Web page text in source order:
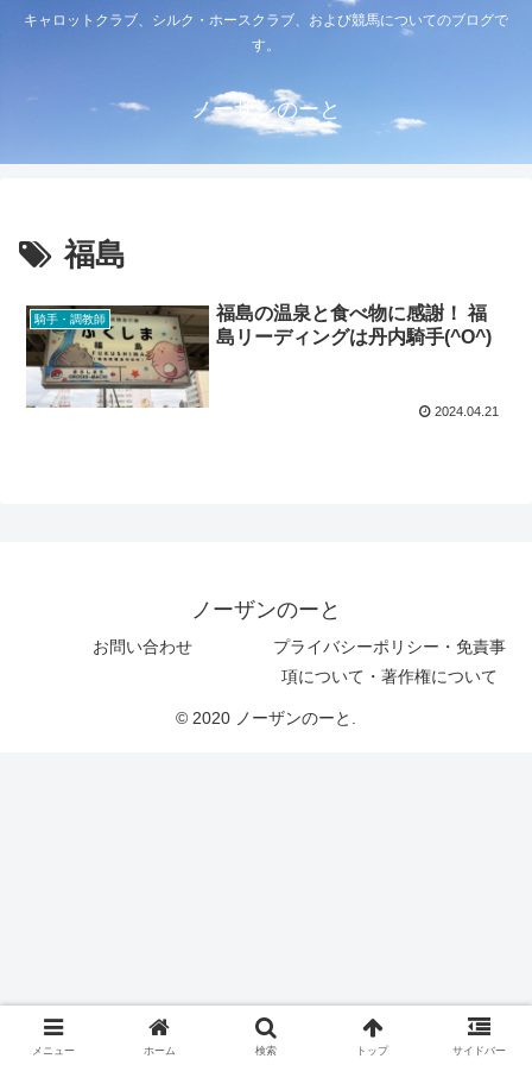
キャロットクラブ、シルク・ホースクラブ、および競馬についてのブログで
す。
ノーザンのーと
福島
騎手・調教師
福島の温泉と食べ物に感謝！ 福
島リーディングは丹内騎手(^O^)
2024.04.21
ノーザンのーと
お問い合わせ
プライバシーポリシー・免責事
項について・著作権について
© 2020 ノーザンのーと.
メニュー ホーム 検索 トップ サイドバー